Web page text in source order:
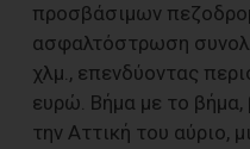
προσβάσιμων
ασφαλτόστρωση
χλμ., επενδύοντας
ευρώ. Βήμα με το βήμα,
την Αττική του αύριο,